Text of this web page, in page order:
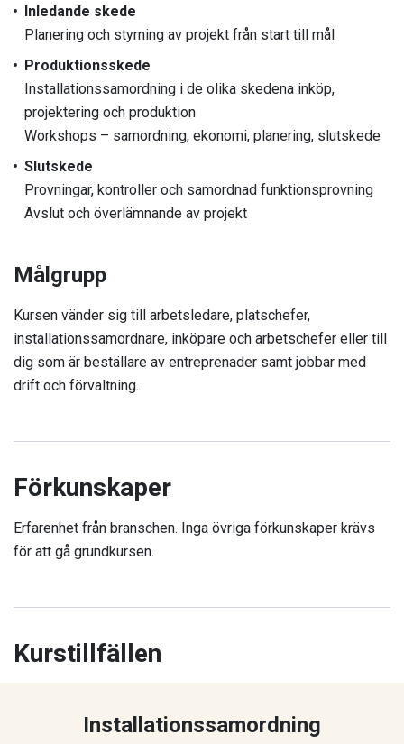
Inledande skede
Planering och styrning av projekt från start till mål
Produktionsskede
Installationssamordning i de olika skedena inköp,
projektering och produktion
Workshops – samordning, ekonomi, planering, slutskede
Slutskede
Provningar, kontroller och samordnad funktionsprovning
Avslut och överlämnande av projekt
Målgrupp
Kursen vänder sig till arbetsledare, platschefer,
installationssamordnare, inköpare och arbetschefer eller till
dig som är beställare av entreprenader samt jobbar med
drift och förvaltning.
Förkunskaper
Erfarenhet från branschen. Inga övriga förkunskaper krävs
för att gå grundkursen.
Kurstillfällen
Installationssamordning